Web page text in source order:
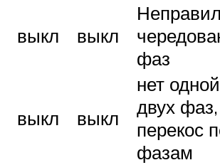
выкл выкл
фаз
выкл выкл
нет
двух фаз,
перекос
фазам